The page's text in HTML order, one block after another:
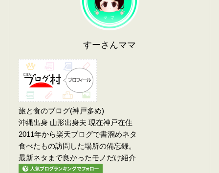
すーさんママ
旅と食のブログ(神戸多め)
沖縄出身 山形出身夫 現在神戸在住
2011年から楽天ブログで書溜めネタ
食べたもの訪問した場所の備忘録。
最新ネタまで良かったモノだけ紹介